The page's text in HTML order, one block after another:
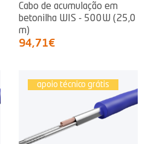
Cabo de acumulação em
betonilha WIS - 500W (25,0
m)
94,71€
apoio técnico grátis